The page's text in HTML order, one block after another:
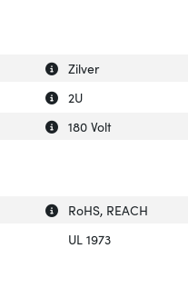
Uitleg over 'Kleur van
Verberg uitleg over
Zilver
Uitleg over
Verberg uitleg over
2U
Uitleg over 'Accu/
Verberg uitleg over
180 Volt
Uitleg over
Verberg uitleg over
RoHS, REACH
UL 1973